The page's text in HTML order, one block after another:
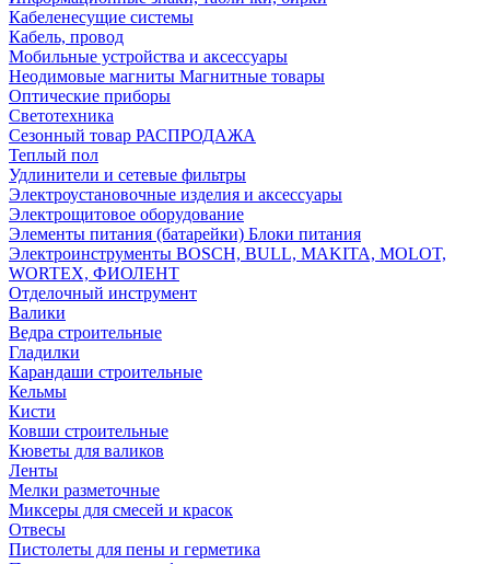
Кабеленесущие системы
Кабель, провод
Мобильные устройства и аксессуары
Неодимовые магниты Магнитные товары
Оптические приборы
Светотехника
Сезонный товар РАСПРОДАЖА
Теплый пол
Удлинители и сетевые фильтры
Электроустановочные изделия и аксессуары
Электрощитовое оборудование
Элементы питания (батарейки) Блоки питания
Электроинструменты BOSCH, BULL, MAKITA, MOLOT,
WORTEX, ФИОЛЕНТ
Отделочный инструмент
Валики
Ведра строительные
Гладилки
Карандаши строительные
Кельмы
Кисти
Ковши строительные
Кюветы для валиков
Ленты
Мелки разметочные
Миксеры для смесей и красок
Отвесы
Пистолеты для пены и герметика